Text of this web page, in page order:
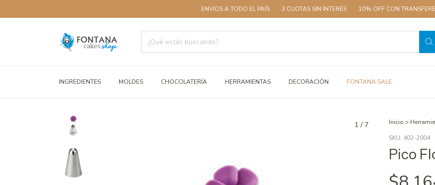
ENVÍOS A TODO EL PAÍS 3 CUOTAS SIN INTERÉS 10% OFF CON TRANSFERENCIA
INGREDIENTES MOLDES CHOCOLATERÍA HERRAMIENTAS DECORACIÓN FONTANA SALE
1 / 7 Inicio >
SKU: 402-2004
Pico